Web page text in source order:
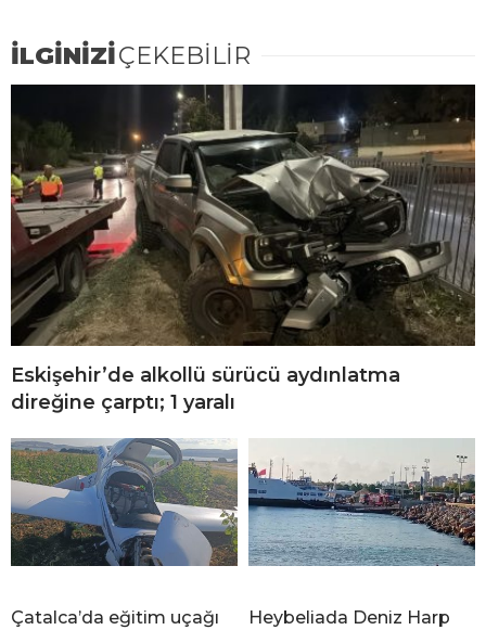
İLGİNİZİÇEKEBİLİR
Eskişehir’de alkollü sürücü aydınlatma
direğine çarptı; 1 yaralı
Çatalca’da eğitim uçağı
Heybeliada Deniz Harp